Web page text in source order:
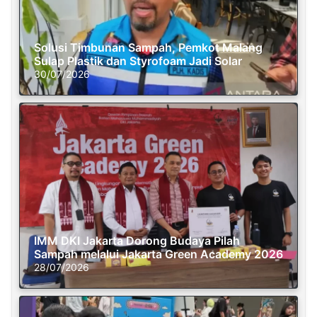
Solusi Timbunan Sampah, Pemkot Malang
Sulap Plastik dan Styrofoam Jadi Solar
30/07/2026
IMM DKI Jakarta Dorong Budaya Pilah
Sampah melalui Jakarta Green Academy 2026
28/07/2026